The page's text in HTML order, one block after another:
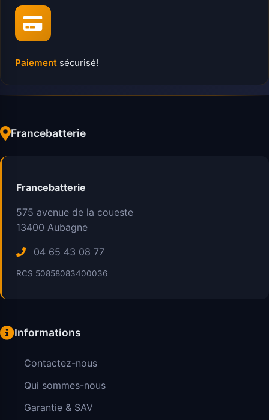
Paiement sécurisé!
Francebatterie
Francebatterie
575 avenue de la coueste
13400 Aubagne
04 65 43 08 77
RCS 50858083400036
Informations
Contactez-nous
Qui sommes-nous
Garantie & SAV